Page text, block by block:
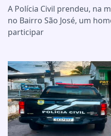
A Polícia Civil prendeu, na
no Bairro São José, um
participar